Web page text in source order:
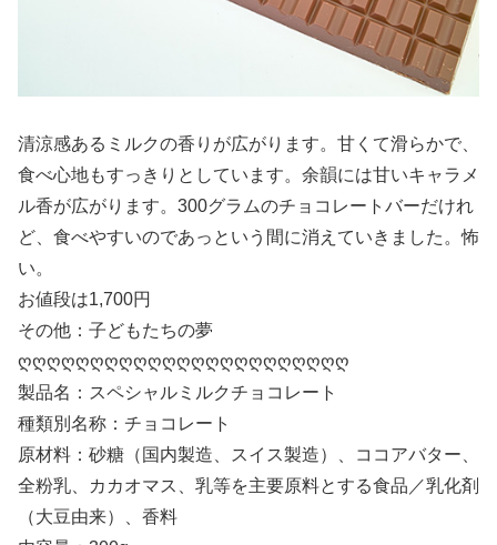
清涼感あるミルクの香りが広がります。甘くて滑らかで、
食べ心地もすっきりとしています。余韻には甘いキャラメ
ル香が広がります。300グラムのチョコレートバーだけれ
ど、食べやすいのであっという間に消えていきました。怖
い。
お値段は1,700円
その他：子どもたちの夢
ღღღღღღღღღღღღღღღღღღღღღღღ
製品名：スペシャルミルクチョコレート
種類別名称：チョコレート
原材料：砂糖（国内製造、スイス製造）、ココアバター、
全粉乳、カカオマス、乳等を主要原料とする食品／乳化剤
（大豆由来）、香料